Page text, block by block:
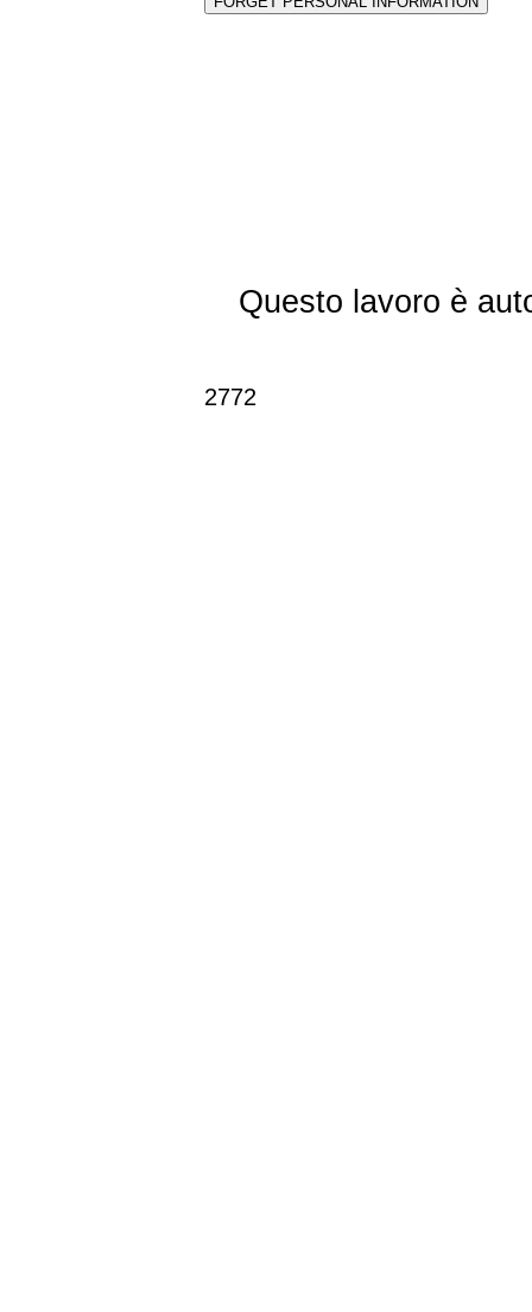
Questo lavoro è
2772